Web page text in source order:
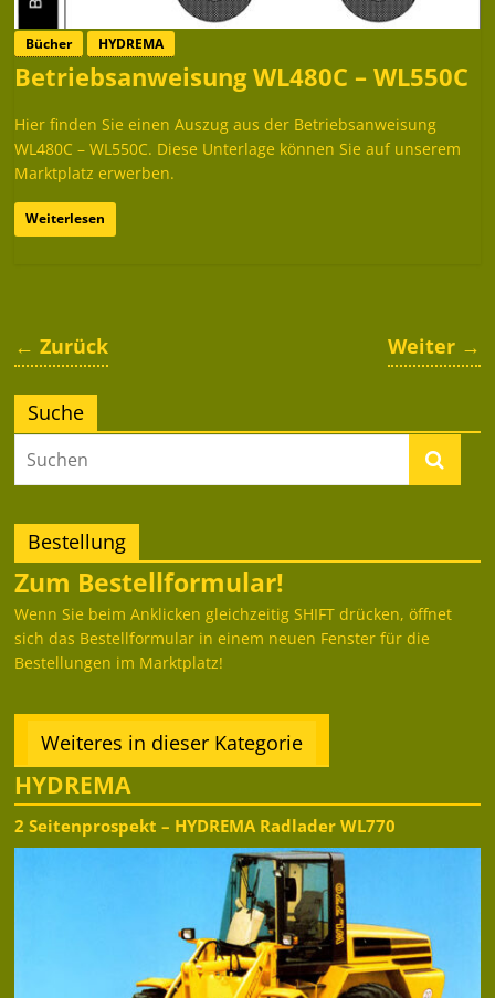
Bücher HYDREMA
Betriebsanweisung WL480C – WL550C
Hier finden Sie einen Auszug aus der Betriebsanweisung
WL480C – WL550C. Diese Unterlage können Sie auf unserem
Marktplatz erwerben.
Weiterlesen
← Zurück Weiter →
Suche
Bestellung
Zum Bestellformular!
Wenn Sie beim Anklicken gleichzeitig SHIFT drücken, öffnet
sich das Bestellformular in einem neuen Fenster für die
Bestellungen im Marktplatz!
Weiteres in dieser Kategorie
HYDREMA
2 Seitenprospekt – HYDREMA Radlader WL770